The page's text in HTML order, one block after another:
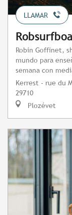
LLAMAR
Robin Goffinet,
mundo para
semana con
Kerrest - rue du
29710
Plozévet